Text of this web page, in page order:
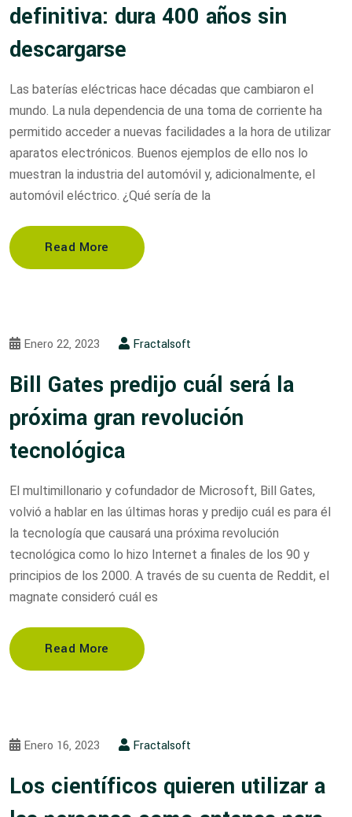
definitiva: dura 400 años sin
descargarse
Las baterías eléctricas hace décadas que cambiaron el
mundo. La nula dependencia de una toma de corriente ha
permitido acceder a nuevas facilidades a la hora de utilizar
aparatos electrónicos. Buenos ejemplos de ello nos lo
muestran la industria del automóvil y, adicionalmente, el
automóvil eléctrico. ¿Qué sería de la
Read More
Enero 22, 2023 Fractalsoft
Bill Gates predijo cuál será la
próxima gran revolución
tecnológica
El multimillonario y cofundador de Microsoft, Bill Gates,
volvió a hablar en las últimas horas y predijo cuál es para él
la tecnología que causará una próxima revolución
tecnológica como lo hizo Internet a finales de los 90 y
principios de los 2000. A través de su cuenta de Reddit, el
magnate consideró cuál es
Read More
Enero 16, 2023 Fractalsoft
Los científicos quieren utilizar a